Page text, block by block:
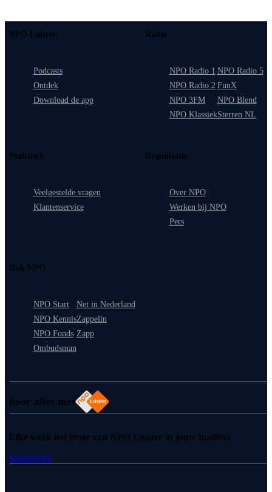
hoor alles met
NPO Luister
Podcasts
Ontdek
Download de app
Radio
NPO Radio 1
NPO Radio 2
NPO 3FM
NPO Klassiek
NPO Radio 5
FunX
NPO Blend
Sterren NL
Praktisch
Veelgestelde vragen
Klantenservice
Organisatie
Over NPO
Werken bij NPO
Pers
Ook NPO
NPO Start
NPO Kennis
NPO Fonds
Ombudsman
Net in Nederland
Zappelin
Zapp
Elke week het beste van NPO Luister in jouw mailbox
Inschrijven